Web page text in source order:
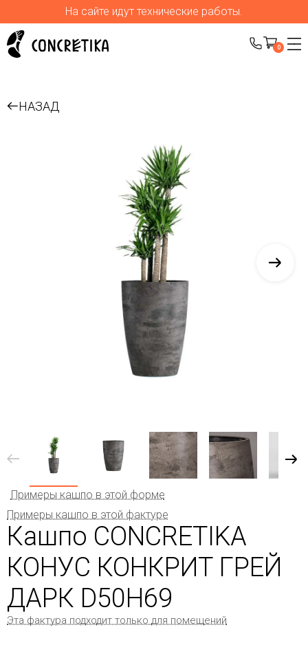
На сайте идут технические работы.
0
НАЗАД
Примеры кашпо в этой форме
Примеры кашпо в этой фактуре
Кашпо CONCRETIKA
КОНУС КОНКРИТ ГРЕЙ
ДАРК D50H69
Эта фактура подходит только для помещений